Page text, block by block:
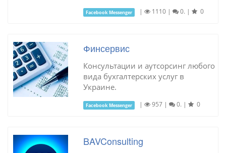
Facebook Messenger | 1110 | 0. | 0
Финсервис
Консультации и аутсорсинг любого
вида бухгалтерских услуг в
Украине.
Facebook Messenger | 957 | 0. | 0
BAVConsulting